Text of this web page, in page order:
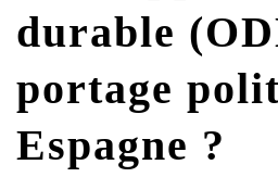
G7 / G20
TOUS LES THÈMES
VIDÉOS
durable
portage
Espagne ?